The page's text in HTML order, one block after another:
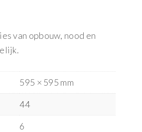
van opbouw, nood en
595 × 595 mm
44
6